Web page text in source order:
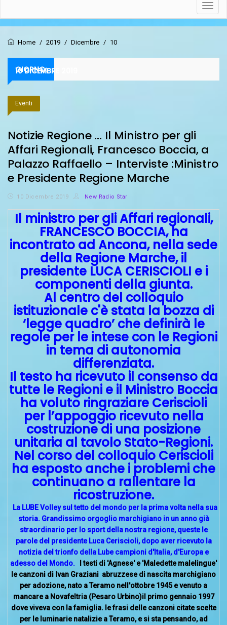
Home / 2019 / Dicembre / 10
GIORNO:
10 DICEMBRE 2019
Eventi
Notizie Regione … Il Ministro per gli
Affari Regionali, Francesco Boccia, a
Palazzo Raffaello – Interviste :Ministro
e Presidente Regione Marche
10 Dicembre 2019 New Radio Star
Il ministro per gli Affari regionali,
FRANCESCO BOCCIA, ha
incontrato ad Ancona, nella sede
della Regione Marche, il
presidente LUCA CERISCIOLI e i
componenti della giunta.
Al centro del colloquio
istituzionale c'è stata la bozza di
‘legge quadro’ che definirà le
regole per le intese con le Regioni
in tema di autonomia
differenziata.
Il testo ha ricevuto il consenso da
tutte le Regioni e il Ministro Boccia
ha voluto ringraziare Ceriscioli
per l’appoggio ricevuto nella
costruzione di una posizione
unitaria al tavolo Stato-Regioni.
Nel corso del colloquio Ceriscioli
ha esposto anche i problemi che
continuano a rallentare la
ricostruzione.
La LUBE Volley sul tetto del mondo per la prima volta nella sua
storia. Grandissimo orgoglio marchigiano in un anno già
straordinario per lo sport della nostra regione, queste le
parole del presidente Luca Ceriscioli, dopo aver ricevuto la
notizia del trionfo della Lube campioni d'Italia, d'Europa e
adesso del Mondo.
I testi di 'Agnese' e 'Maledette malelingue'
le canzoni di Ivan Graziani abruzzese di nascita marchigiano
per adozione, nato a Teramo nell'ottobre 1945 e venuto a
mancare a Novafeltria (Pesaro Urbino)il primo gennaio 1997
dove viveva con la famiglia. le frasi delle canzoni citate scelte
per le luminarie natalizie a Teramo, e si sta pensando, ad